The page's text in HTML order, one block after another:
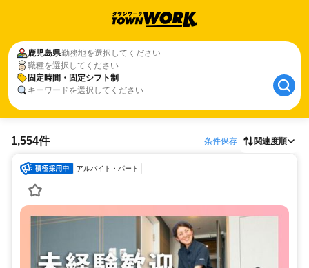
鹿児島県勤務地を選択してください
職種を選択してください
固定時間・固定シフト制
キーワードを選択してください
1,554件 条件保存 関連度順
アルバイト・パート